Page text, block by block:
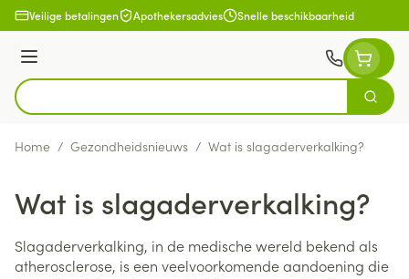
Ga naar de inhoud
Veilige betalingen Apothekersadvies Snelle beschikbaarheid
Menu
Product, merk, categorie...
Zoek
Home / Gezondheidsnieuws / Wat is slagaderverkalking?
Wat is slagaderverkalking?
Slagaderverkalking, in de medische wereld bekend als
atherosclerose, is een veelvoorkomende aandoening die